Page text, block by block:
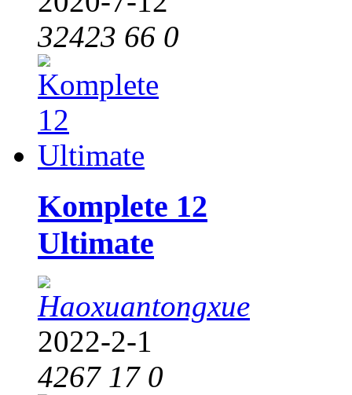
32423 66 0
Komplete 12
Ultimate
Haoxuantongxue
2022-2-1
4267 17 0